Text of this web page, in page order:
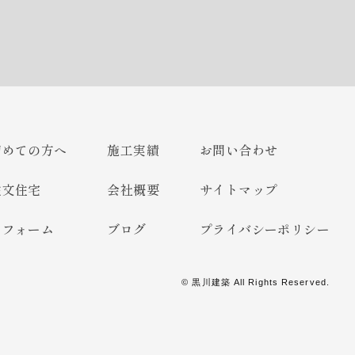
ての方へ
住宅
ォーム
施工実績
会社概要
ブログ
お問い合わせ
サイトマップ
プライバシーポリシー
©黒川建築 All Rights Reserved.